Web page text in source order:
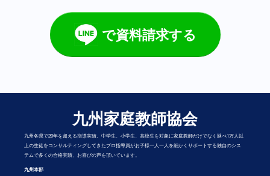
で資料請求する
九州家庭教師協会
九州各県で20年を超える指導実績。中学生、小学生、高校生を対象に家庭教師だけでなく延べ1万人以
上の生徒をコンサルティングしてきたプロ指導員がお子様一人一人を細かくサポートする独自のシス
テムで多くの合格実績、お喜びの声を頂いています。
九州本部